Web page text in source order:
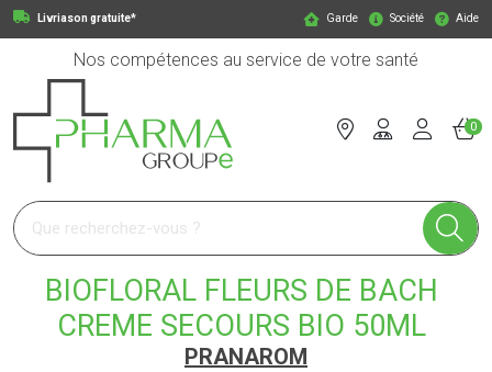
Livriason gratuite* Garde Société Aide
Nos compétences au service de votre santé
Pharmagroupe Votre pharmacie en ligne à votre service
0
BIOFLORAL FLEURS DE BACH
CREME SECOURS BIO 50ML
PRANAROM